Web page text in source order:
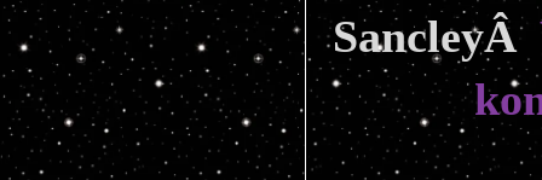
SancleyÂ